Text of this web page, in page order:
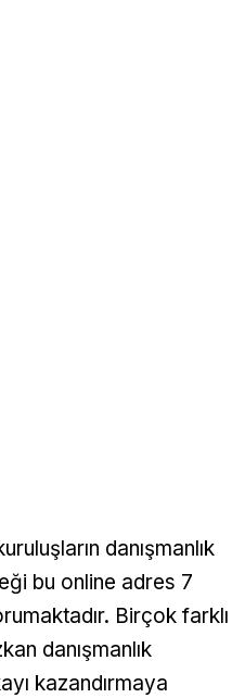
danışmanlık
bu online adres 7
Birçok farklı
danışmanlık
kazandırmaya